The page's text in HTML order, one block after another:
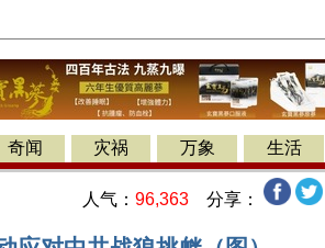
奇闻 灾祸 万象 生活
人气： 96,363 分享：